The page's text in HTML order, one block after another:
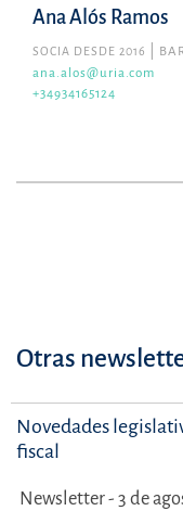
Ana Alós Ramos
SOCIA DESDE 2016
ana.alos@uria.com
+34934165124
Otras
Novedades
fiscal
Newsletter - 3 de